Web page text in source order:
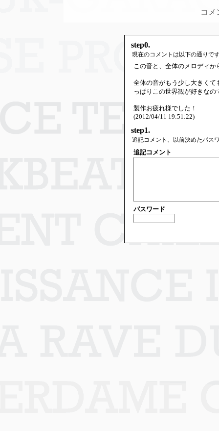
コメ
step0.
現在のコメントは以下の通りで
この音と、全体のメロディ
全体の音がもう少し大きく
っぱりこの世界観が好きな
製作お疲れ様でした！
(2012/04/11 19:51:22)
step1.
追記コメント、以前決めたパス
追記コメント
パスワード